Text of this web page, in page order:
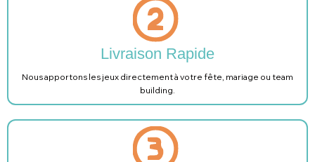
Livraison Rapide
Nous apportons les jeux directement à votre fête, mariage ou team
building.